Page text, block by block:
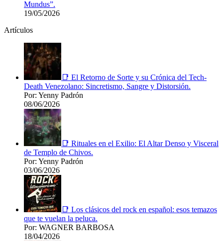
Mundus”.
19/05/2026
Artículos
📑 El Retorno de Sorte y su Crónica del Tech-
Death Venezolano: Sincretismo, Sangre y Distorsión.
Por: Yenny Padrón
08/06/2026
📑 Rituales en el Exilio: El Altar Denso y Visceral
de Templo de Chivos.
Por: Yenny Padrón
03/06/2026
📑 Los clásicos del rock en español: esos temazos
que te vuelan la peluca.
Por: WAGNER BARBOSA
18/04/2026